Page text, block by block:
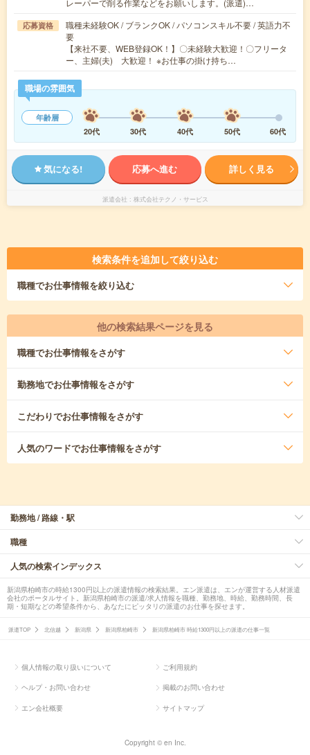
応募資格
職種未経験OK / ブランクOK / パソコンスキル不要 / 英語力不
要
【来社不要、WEB登録OK！】〇未経験大歓迎！〇フリータ
ー、主婦(夫) 大歓迎！ ※お仕事の掛け持ち…
職場の雰囲気
年齢層
20代
30代 40代 50代 60代
気になる! 応募へ進む 詳しく見る
派遣会社 株式会社テクノ・サービス
検索条件を追加して絞り込む
職種でお仕事情報を絞り込む
他の検索結果ページを見る
職種でお仕事情報をさがす
勤務地でお仕事情報をさがす
こだわりでお仕事情報をさがす
人気のワードでお仕事情報をさがす
勤務地 / 路線・駅
職種
人気の検索インデックス
新潟県柏崎市の時給1300円以上の派遣情報の検索結果。エン派遣は、エンが運営する人材派遣
会社のポータルサイト。新潟県柏崎市の派遣/求人情報を職種、勤務地、時給、勤務時間、長
期・短期などの希望条件から、あなたにピッタリの派遣のお仕事を探せます。
派遣TOP 北信越 新潟県 新潟県柏崎市 新潟県柏崎市 時給1300円以上の派遣の仕事一覧
個人情報の取り扱いについて ご利用規約
ヘルプ・お問い合わせ 掲載のお問い合わせ
エン会社概要 サイトマップ
Copyright © en Inc.